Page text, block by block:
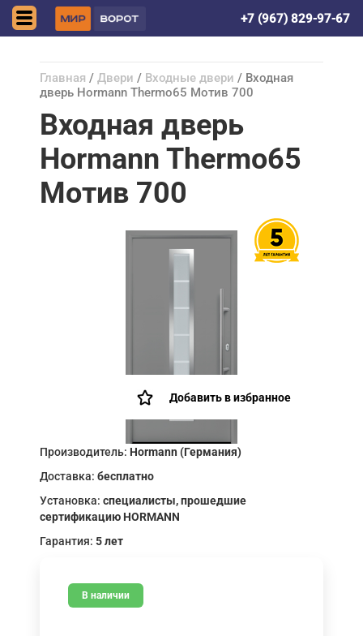
+7 (967) 829-97-67
Главная / Двери / Входные двери / Входная
дверь Hormann Thermo65 Мотив 700
Входная дверь
Hormann Thermo65
Мотив 700
Добавить в избранное
Производитель: Hormann (Германия)
Доставка: бесплатно
Установка: специалисты, прошедшие
сертификацию HORMANN
Гарантия: 5 лет
В наличии